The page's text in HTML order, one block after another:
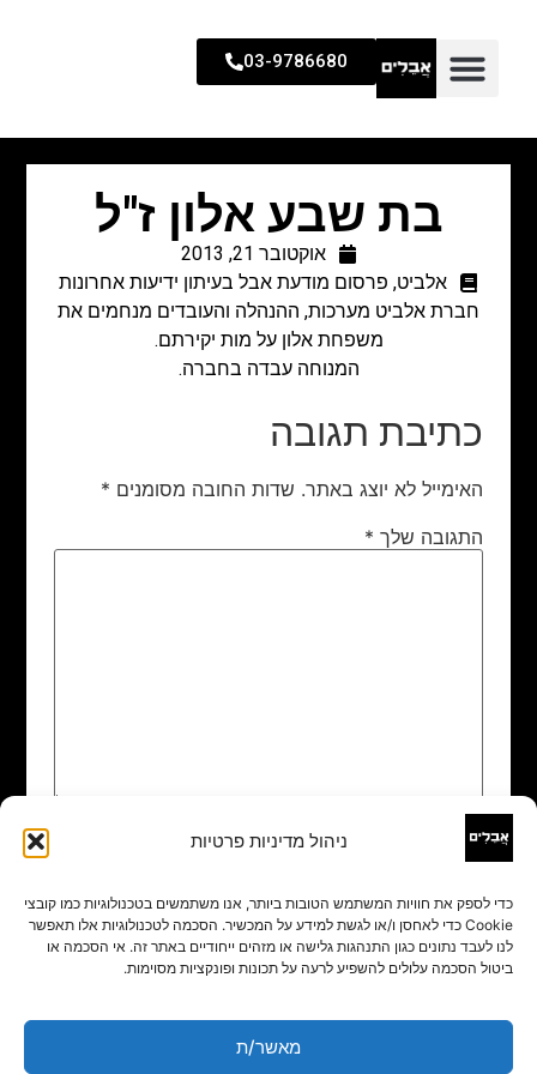
ניהול מדיניות פרטיות
כדי לספק את חוויות המשתמש הטובות ביותר, אנו משתמשים בטכנולוגיות כמו קובצי
Cookie כדי לאחסן ו/או לגשת למידע על המכשיר. הסכמה לטכנולוגיות אלו תאפשר
לנו לעבד נתונים כגון התנהגות גלישה או מזהים ייחודיים באתר זה. אי הסכמה או
ביטול הסכמה עלולים להשפיע לרעה על תכונות ופונקציות מסוימות.
מאשר/ת
03-9786680
בת שבע אלון ז"ל
אוקטובר 21, 2013
אלביט, פרסום מודעת אבל בעיתון ידיעות אחרונות
חברת אלביט מערכות, ההנהלה והעובדים מנחמים את
משפחת אלון על מות יקירתם.
המנוחה עבדה בחברה.
כתיבת תגובה
האימייל לא יוצג באתר. שדות החובה מסומנים *
התגובה שלך *
שם
אימייל*